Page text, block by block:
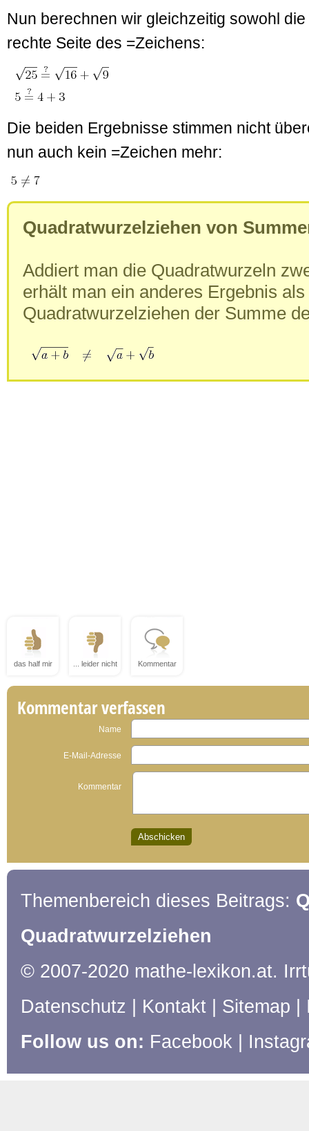
Nun berechnen wir gleichzeitig sowohl
rechte Seite des =Zeichens:
Die beiden Ergebnisse stimmen nicht
nun auch kein =Zeichen mehr:
Quadratwurzelziehen von
Addiert man die Quadratwurzeln
erhält man ein anderes Ergebnis
Quadratwurzelziehen der Summe
das half mir ... leider nicht Kommentar
Kommentar verfassen
Name
E-Mail-Adresse
Kommentar
Themenbereich dieses Beitrags:
Quadratwurzelziehen
© 2007-2020 mathe-lexikon.at.
Datenschutz
Kontakt Sitemap
Follow us on: Facebook